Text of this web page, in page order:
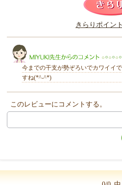
このレビューは参考になりましたか
きらりポイン
今までの干支が勢ぞろいでカワイイ
すね(*^-^*)
このレビューにコメントする。